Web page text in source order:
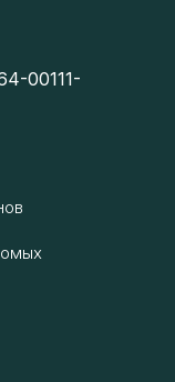
00111-